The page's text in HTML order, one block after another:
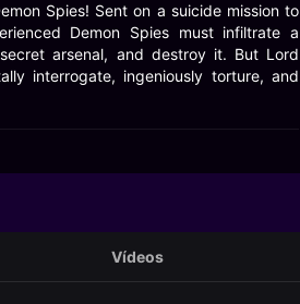
Spies! Sent on a suicide mission to
Demon Spies must infiltrate a
arsenal, and destroy it. But Lord
interrogate, ingeniously torture, and
Vídeos